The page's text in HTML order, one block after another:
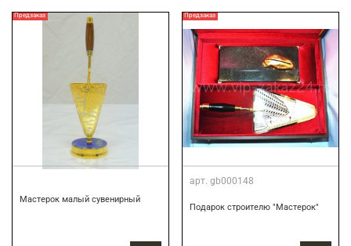
Предзаказ
Мастерок малый сувенирный
Предзаказ
арт. gb000148
Подарок строителю "Мастерок"